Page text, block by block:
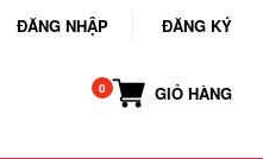
ĐĂNG NHẬP ĐĂNG KÝ
GIỎ HÀNG